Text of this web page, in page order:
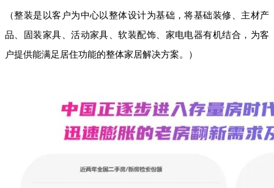
（整装是以客户为中心以整体设计为基础，将基础装修、主材产
品、固装家具、活动家具、软装配饰、家电电器有机结合，为客
户提供能满足居住功能的整体家居解决方案。）